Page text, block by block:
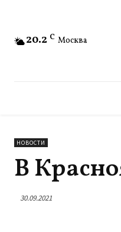
20.2 C Москва
НОВОСТИ
В
30.09.2021